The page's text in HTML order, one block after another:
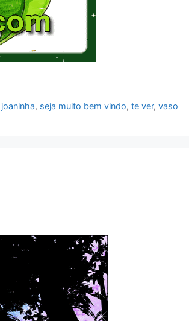
joaninha, seja muito bem vindo,te ver,vaso